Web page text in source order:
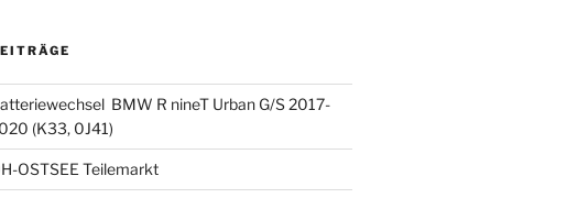
BMW R nineT Urban G/S 2017-
(K33, 0J41)
OSTSEE Teilemarkt